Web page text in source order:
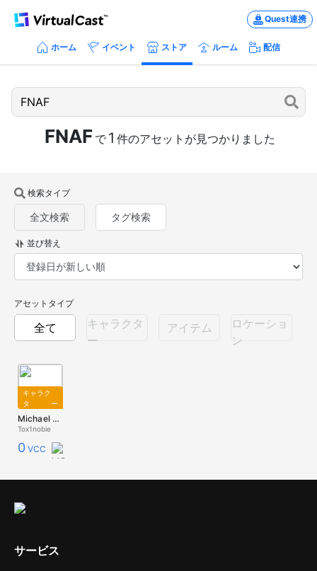
Quest連携
ホーム イベント ストア ルーム 配信
FNAF で 1 件のアセットが見つかりました
検索タイプ
全文検索 タグ検索
並び替え
アセットタイプ
全て
キャラクタ
ー
アイテム
ロケーショ
ン
キャラク
ター
Michael afton
Tox1nobie
0 VCC
サービス